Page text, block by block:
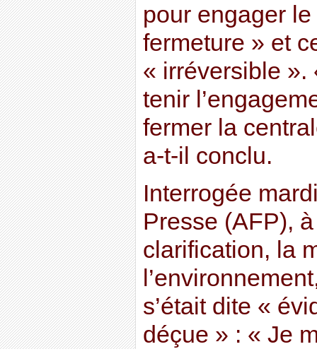
pour engager
fermeture » et
« irréversible ».
tenir
fermer la
a-t-il conclu.
Interrogée
Presse (AFP),
clarification, la
s’était dite «
déçue » : « Je